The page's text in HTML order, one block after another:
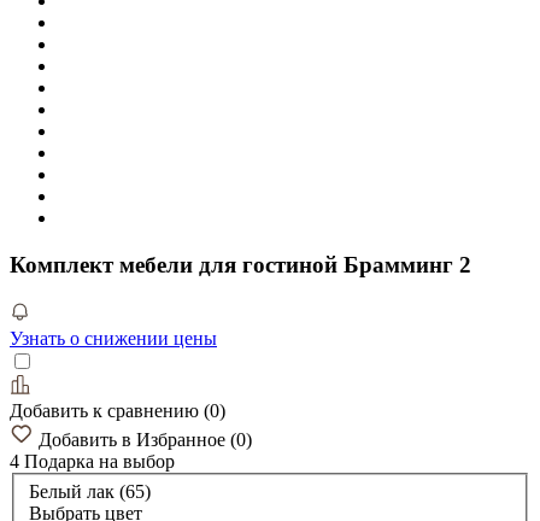
Комплект мебели для гостиной Брамминг 2
Узнать о снижении цены
Добавить к сравнению (0)
Добавить в Избранное (0)
4 Подарка на выбор
Белый лак (65)
Выбрать цвет